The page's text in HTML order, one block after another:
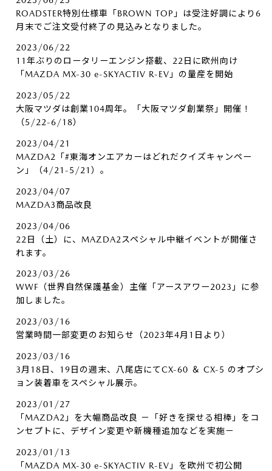
ROADSTER特別仕様車「BROWN TOP」は受注好調により6
月末でご注文受付終了の見込みとなりました。
2023/06/22
11年ぶりのロータリーエンジン搭載、22日に欧州向け
「MAZDA MX-30 e-SKYACTIV R-EV」の量産を開始
2023/05/22
大阪マツダは創業104周年。「大阪マツダ創業祭」開催！
（5/22-6/18）
2023/04/21
MAZDA2「#東海オンエアカーはどれだクイズキャンペー
ン」（4/21-5/21）。
2023/04/07
MAZDA3商品改良
2023/04/06
22日（土）に、MAZDA2スペシャル中継イベントが開催さ
れます。
2023/03/26
WWF（世界自然保護基金）主催「アースアワー2023」に参
加しました。
2023/03/16
営業時間一部変更のお知らせ（2023年4月1日より）
2023/03/16
3月18日、19日の週末、八尾店にてCX-60 ＆ CX-5 のオプシ
ョン装着車をスペシャル展示。
2023/01/27
「MAZDA2」を大幅商品改良 －「好きを探せる相棒」をコ
ンセプトに、デザイン変更や新機種追加などを実施－
2023/01/13
「MAZDA MX-30 e-SKYACTIV R-EV」を欧州で初公開